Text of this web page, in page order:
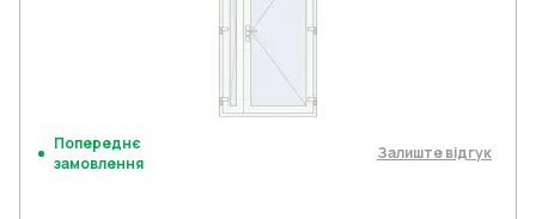
Попереднє
замовлення
Залиште відгук